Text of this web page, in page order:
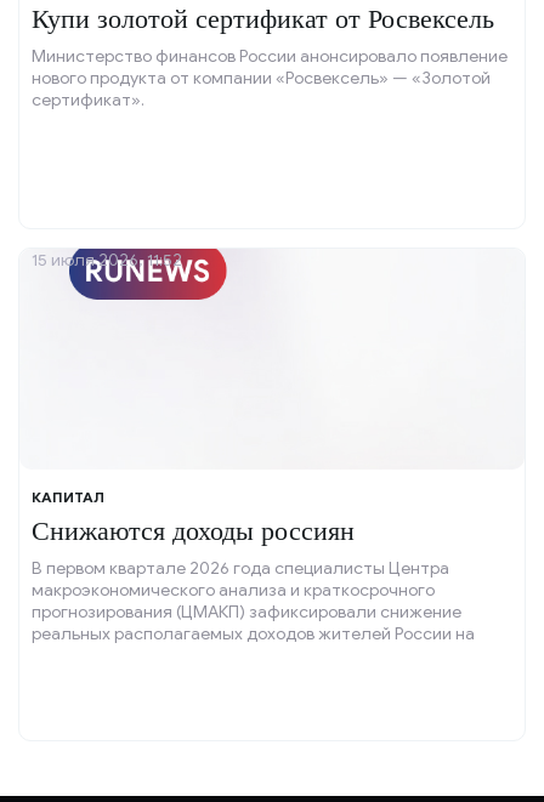
Купи золотой сертификат от Росвексель
Министерство финансов России анонсировало появление
нового продукта от компании «Росвексель» — «Золотой
сертификат».
КАПИТАЛ
Снижаются доходы россиян
В первом квартале 2026 года специалисты Центра
макроэкономического анализа и краткосрочного
прогнозирования (ЦМАКП) зафиксировали снижение
реальных располагаемых доходов жителей России на
15 июля 2026, 11:52